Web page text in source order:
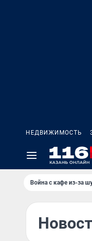
НЕДВИЖИМОСТЬ
Война с кафе из-за